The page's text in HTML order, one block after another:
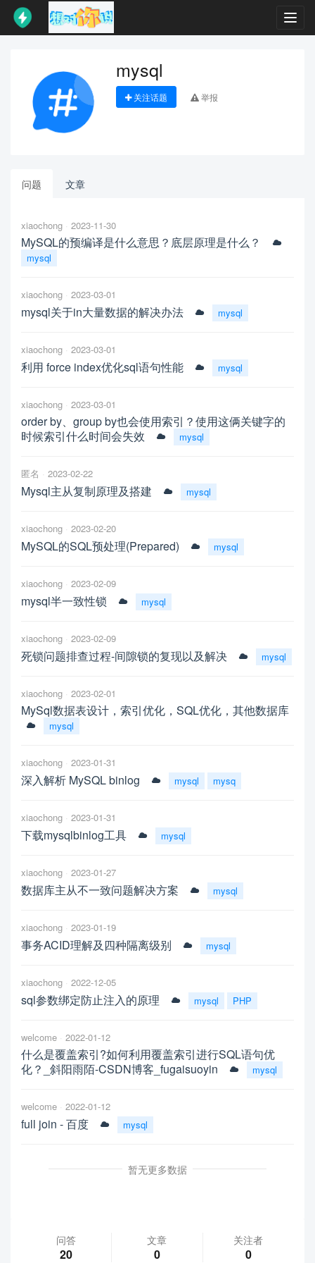
mysql
关注话题 举报
问题 文章
xiaochong 2023-11-30
MySQL的预编译是什么意思？底层原理是什么？
mysql
xiaochong 2023-03-01
mysql关于in大量数据的解决办法 mysql
xiaochong 2023-03-01
利用 force index优化sql语句性能 mysql
xiaochong 2023-03-01
order by、group by也会使用索引？使用这俩关键字的
时候索引什么时间会失效
mysql
匿名 2023-02-22
Mysql主从复制原理及搭建 mysql
xiaochong 2023-02-20
MySQL的SQL预处理(Prepared) mysql
xiaochong 2023-02-09
mysql半一致性锁 mysql
xiaochong 2023-02-09
死锁问题排查过程-间隙锁的复现以及解决 mysql
xiaochong 2023-02-01
MySql数据表设计，索引优化，SQL优化，其他数据库
mysql
xiaochong 2023-01-31
深入解析 MySQL binlog mysql mysq
xiaochong 2023-01-31
下载mysqlbinlog工具 mysql
xiaochong 2023-01-27
数据库主从不一致问题解决方案 mysql
xiaochong 2023-01-19
事务ACID理解及四种隔离级别 mysql
xiaochong 2022-12-05
sql参数绑定防止注入的原理 mysql PHP
welcome 2022-01-12
什么是覆盖索引?如何利用覆盖索引进行SQL语句优
化？_斜阳雨陌-CSDN博客_fugaisuoyin
mysql
welcome 2022-01-12
full join - 百度 mysql
暂无更多数据
问答
20
文章
0
关注者
0